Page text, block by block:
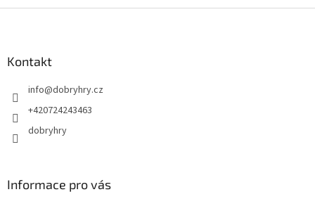
Kontakt
info@dobryhry.cz
+420724243463
dobryhry
Informace pro vás